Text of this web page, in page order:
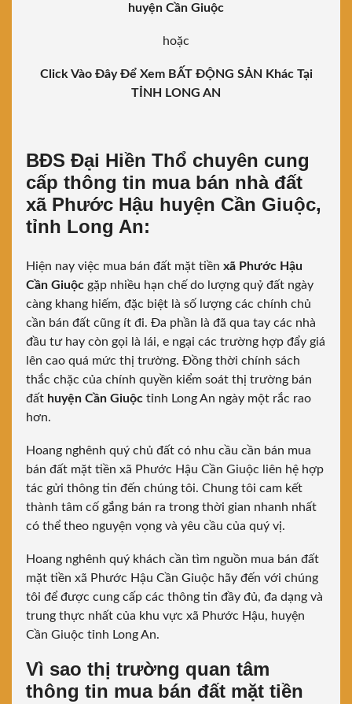
huyện Cần Giuộc
hoặc
Click Vào Đây Để Xem BẤT ĐỘNG SẢN Khác Tại
TỈNH LONG AN
BĐS Đại Hiền Thổ chuyên cung
cấp thông tin mua bán nhà đất
xã Phước Hậu huyện Cần Giuộc,
tỉnh Long An:
Hiện nay việc mua bán đất mặt tiền xã Phước Hậu
Cần Giuộc gặp nhiều hạn chế do lượng quỷ đất ngày
càng khang hiếm, đặc biệt là số lượng các chính chủ
cần bán đất cũng ít đi. Đa phần là đã qua tay các nhà
đầu tư hay còn gọi là lái, e ngại các trường hợp đẩy giá
lên cao quá mức thị trường. Đồng thời chính sách
thắc chặc của chính quyền kiểm soát thị trường bán
đất huyện Cần Giuộc tỉnh Long An ngày một rắc rao
hơn.
Hoang nghênh quý chủ đất có nhu cầu cần bán mua
bán đất mặt tiền xã Phước Hậu Cần Giuộc liên hệ hợp
tác gửi thông tin đến chúng tôi. Chung tôi cam kết
thành tâm cố gắng bán ra trong thời gian nhanh nhất
có thể theo nguyện vọng và yêu cầu của quý vị.
Hoang nghênh quý khách cần tìm nguồn mua bán đất
mặt tiền xã Phước Hậu Cần Giuộc hãy đến với chúng
tôi để được cung cấp các thông tin đầy đủ, đa dạng và
trung thực nhất của khu vực xã Phước Hậu, huyện
Cần Giuộc tỉnh Long An.
Vì sao thị trường quan tâm
thông tin mua bán đất mặt tiền